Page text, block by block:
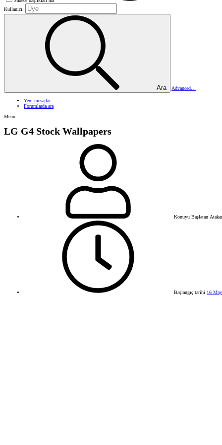
Kullanıcı:
Ara Advanced…
Yeni mesajlar
Forumlarda ara
Menü
LG G4 Stock Wallpapers
Konuyu Başlatan
Başlangıç tarihi 16